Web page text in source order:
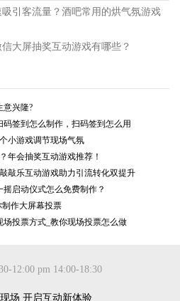
吸引客流量？酒吧常用的烘气氛游戏
大屏抽奖互动游戏有哪些？
意兴隆?
签到怎么制作，扫码签到怎么用
小游戏调节现场气氛
年会抽奖互动游戏推荐！
敲乐互动游戏助力引流转化双提升
启动仪式怎么免费制作？
作大屏幕投票
投票方式_教你现场投票怎么做
12:00 pm 14:00-18:30
场 开启互动新体验